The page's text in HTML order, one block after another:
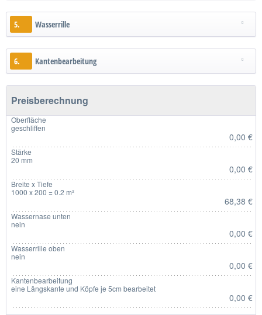
5. Wasserrille
6. Kantenbearbeitung
Preisberechnung
Oberfläche
geschliffen
0,00 €
Stärke
20 mm
0,00 €
Breite x Tiefe
1000 x 200 = 0.2 m²
68,38 €
Wassernase unten
nein
0,00 €
Wasserrille oben
nein
0,00 €
Kantenbearbeitung
eine Längskante und Köpfe je 5cm bearbeitet
0,00 €